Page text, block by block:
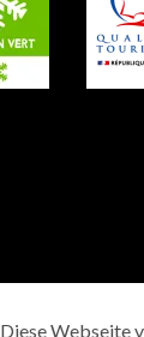
Diese Webseite